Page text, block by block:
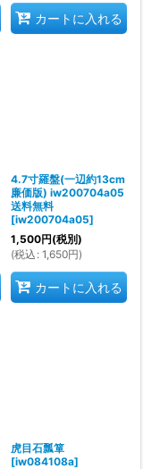
カートに入れる
4.7寸羅盤(一辺約13cm
廉価版) iw200704a05
送料無料
[iw200704a05]
1,500円(税別)
(税込 : 1,650円)
カートに入れる
虎目石瓢箪
[iw084108a]